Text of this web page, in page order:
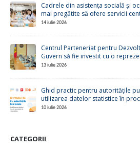
Cadrele din asistența socială și
mai pregătite să ofere servicii
14 iulie 2026
Centrul Parteneriat pentru
Guvern să fie investit cu o
13 iulie 2026
Ghid practic pentru autoritățile
utilizarea datelor statistice în
10 iulie 2026
CATEGORII